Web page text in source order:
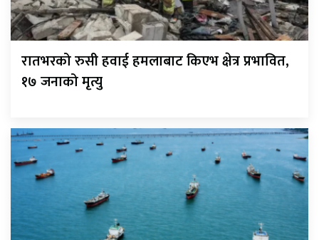
रातभरको रुसी हवाई हमलाबाट किएभ क्षेत्र प्रभावित,
१७ जनाको मृत्यु